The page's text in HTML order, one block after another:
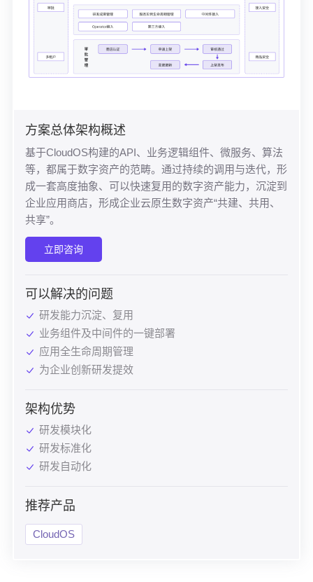
方案总体架构概述
基于CloudOS构建的API、业务逻辑组件、微服务、算法
等，都属于数字资产的范畴。通过持续的调用与迭代，形
成一套高度抽象、可以快速复用的数字资产能力，沉淀到
企业应用商店，形成企业云原生数字资产“共建、共用、
共享”。
立即咨询
可以解决的问题
研发能力沉淀、复用
业务组件及中间件的一键部署
应用全生命周期管理
为企业创新研发提效
架构优势
研发模块化
研发标准化
研发自动化
推荐产品
CloudOS